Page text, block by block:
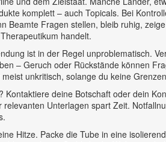
komplett – auch Topicals. Bei
Beamte Fragen stellen, bleib ruhig,
handelt.
ist in der Regel unproblematisch.
– Geruch oder Rückstände können
unkritisch, solange du keine
Kontaktiere deine Botschaft oder dein
relevanten Unterlagen spart Zeit.
Hitze. Packe die Tube in eine